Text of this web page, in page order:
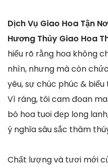
Dịch Vụ Giao Hoa Tận
Hương Thủy Giao Hoa
hiểu rõ rằng hoa không
nhìn, nhưng mà còn
yêu, sự chúc phúc &
Vì ráng, tôi cam đoan
bó hoa tuoi đẹp long
ý nghĩa sâu sắc thâm
Chất lượng và tươi mới